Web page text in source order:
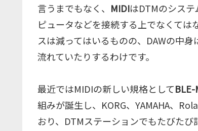
言うまでもなく、 MIDIはDTMのシス
ピュータなどを接続する上でなくて
スは減ってはいるものの、DAWの中
流れていたりするわけです。
最近ではMIDIの新しい規格として
組みが誕生し、KORG、YAMAHA、
おり、DTMステーションでもたびたび